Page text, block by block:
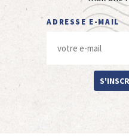
ADRESSE E-MAIL